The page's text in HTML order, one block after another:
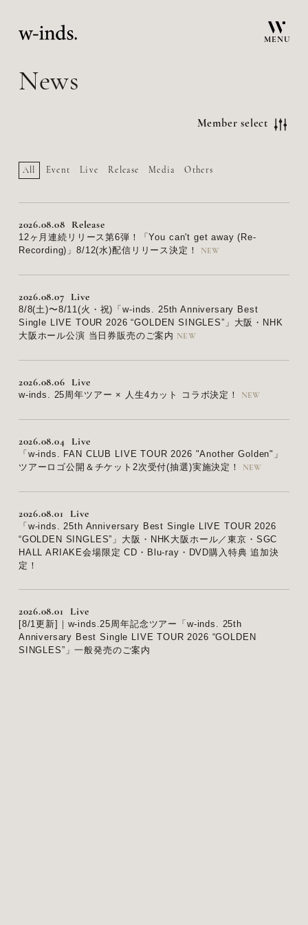
MENU
News
Member select
All Event Live Release Media Others
2026.08.08
Release
12ヶ月連続リリース第6弾！「You can't get away (Re-
Recording)」8/12(水)配信リリース決定！
2026.08.07
Live
8/8(土)〜8/11(火・祝)「w-inds. 25th Anniversary Best
Single LIVE TOUR 2026 “GOLDEN SINGLES”」大阪・NHK
大阪ホール公演 当日券販売のご案内
2026.08.06
Live
w-inds. 25周年ツアー × 人生4カット コラボ決定！
2026.08.04
Live
「w-inds. FAN CLUB LIVE TOUR 2026 "Another Golden"」
ツアーロゴ公開＆チケット2次受付(抽選)実施決定！
2026.08.01
Live
「w-inds. 25th Anniversary Best Single LIVE TOUR 2026
“GOLDEN SINGLES”」大阪・NHK大阪ホール／東京・SGC
HALL ARIAKE会場限定 CD・Blu-ray・DVD購入特典 追加決
定！
2026.08.01
Live
[8/1更新]｜w-inds.25周年記念ツアー「w-inds. 25th
Anniversary Best Single LIVE TOUR 2026 “GOLDEN
SINGLES”」一般発売のご案内